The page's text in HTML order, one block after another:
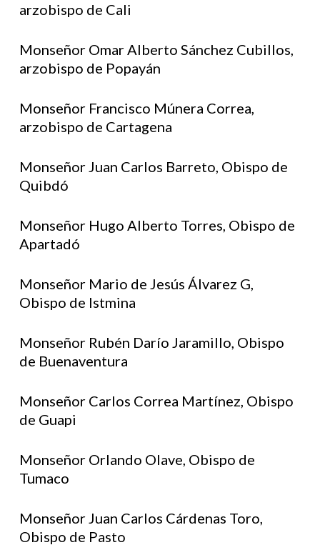
arzobispo de Cali
Monseñor Omar Alberto Sánchez Cubillos,
arzobispo de Popayán
Monseñor Francisco Múnera Correa,
arzobispo de Cartagena
Monseñor Juan Carlos Barreto, Obispo de
Quibdó
Monseñor Hugo Alberto Torres, Obispo de
Apartadó
Monseñor Mario de Jesús Álvarez G,
Obispo de Istmina
Monseñor Rubén Darío Jaramillo, Obispo
de Buenaventura
Monseñor Carlos Correa Martínez, Obispo
de Guapi
Monseñor Orlando Olave, Obispo de
Tumaco
Monseñor Juan Carlos Cárdenas Toro,
Obispo de Pasto